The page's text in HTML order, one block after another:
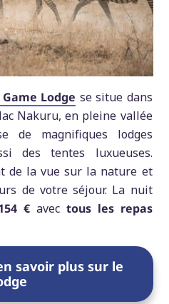
Lodge se situe dans
Nakuru, en pleine vallée
de magnifiques lodges
des tentes luxueuses.
de la vue sur la nature et
de votre séjour. La nuit
€ avec tous les repas
savoir plus sur le